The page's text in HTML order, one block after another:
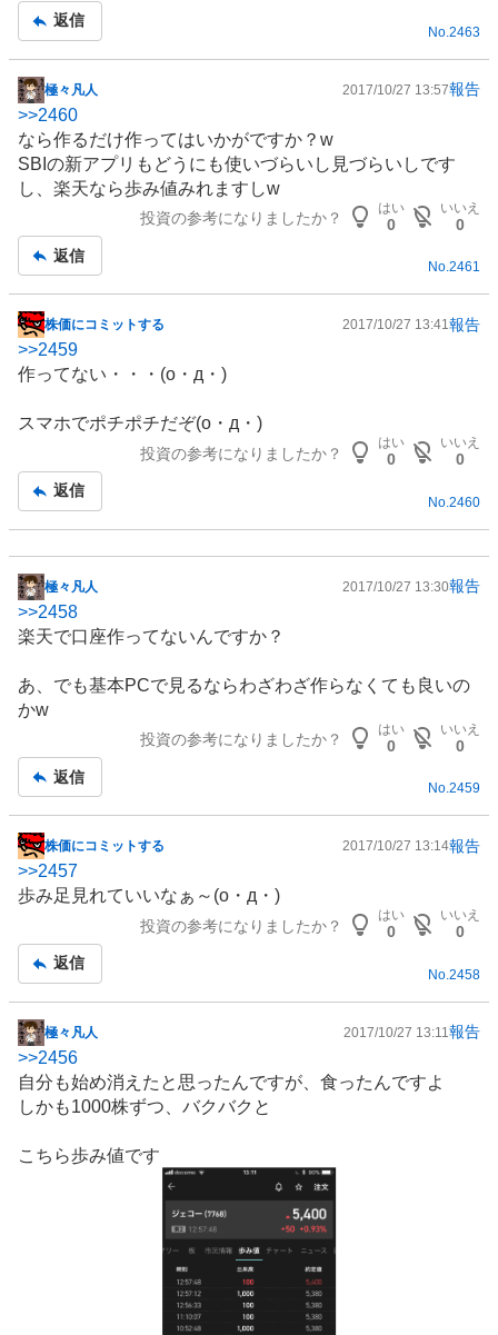
返信
No. 2463
掲
示
板
記
事
極々凡人 2017/10/27 13:57報告
>>2460
なら作るだけ作ってはいかがですか？w
SBIの新アプリもどうにも使いづらいし見づらいしです
し、楽天なら歩み値みれますしw
投資の参考になりましたか？
はい
0
いいえ
0
返信
No.2461
掲
示
板
事
株価にコミットする 2017/10/27 13:41報告
>>2459
作ってない・・・(o・д・)
スマホでポチポチだぞ(o・д・)
投資の参考になりましたか？
はい
0
いいえ
0
返信
No. 2460
掲
示
板
事
極々凡人 2017/10/27 13:30報告
>>2458
楽天で口座作ってないんですか？
あ、でも基本PCで見るならわざわざ作らなくても良いの
かw
投資の参考になりましたか？
はい
0
いいえ
0
返信
No.2459
掲
示
板
株価にコミットする 2017/10/27 13:14報告
>>2457
歩み足見れていいなぁ～(o・д・)
投資の参考になりましたか？
はい
0
いいえ
0
返信
No. 2458
掲
示
板
記
極々凡人 2017/10/27 13:11 報告
>>2456
自分も始め消えたと思ったんですが、食ったんですよ
しかも1000株ずつ、バクバクと
こちら歩み値です